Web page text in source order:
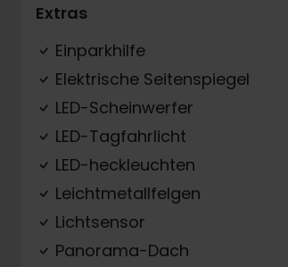
Extras
Einparkhilfe
Elektrische Seitenspiegel
LED-Scheinwerfer
LED-Tagfahrlicht
LED-heckleuchten
Leichtmetallfelgen
Lichtsensor
Panorama-Dach